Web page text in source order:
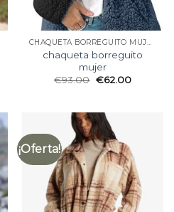
CHAQUETA BORREGUITO MUJER
chaqueta borreguito
mujer
€93.00 €62.00
¡Oferta!